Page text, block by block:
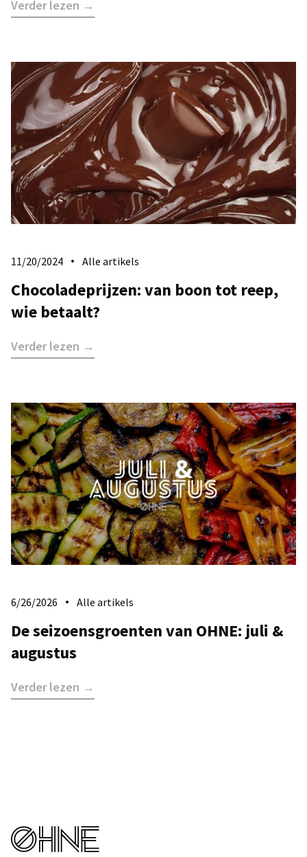
Verder lezen →
11/20/2024 Alle artikels
Chocoladeprijzen: van boon tot reep,
wie betaalt?
Verder lezen →
6/26/2026 Alle artikels
De seizoensgroenten van OHNE: juli &
augustus
Verder lezen →